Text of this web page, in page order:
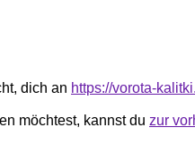
dich an https://vorota-
möchtest, kannst du zur